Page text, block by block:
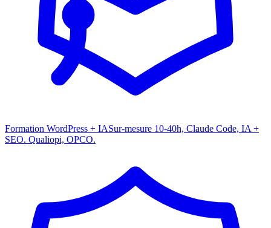
Formation WordPress + IASur-mesure 10-40h, Claude Code, IA +
SEO. Qualiopi, OPCO.